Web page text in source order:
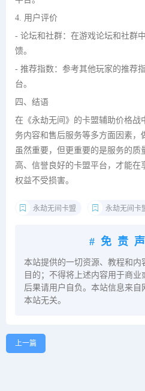
4. 用户评价
- 论坛和社群：在游戏论坛和社群
馈。
- 推荐指数：参考其他玩家的推荐
台。
四、结语
在《永劫无间》的卡盟辅助价格战
务内容和售后服务等多方面因素
虽然重要，但更重要的是服务的质
高、信誉良好的卡盟平台，才能在
权益不受损害。
永劫无间卡盟 永劫无间卡盟辅
#免责
本站提供的一切资源、教程和内
目的；不得将上述内容用于商
后果请用户自负。本站信息来
本站无关。
上一篇